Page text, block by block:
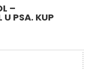
–
U PSA. KUP